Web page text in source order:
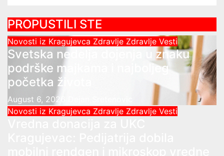
PROPUSTILI STE
Novosti iz Kragujevca Zdravlje Zdravlje Vesti
Svetska nedelja dojenja u znaku
podrške majkama i najboljeg
početka života
August 6, 2026
Novosti iz Kragujevca Zdravlje Zdravlje Vesti